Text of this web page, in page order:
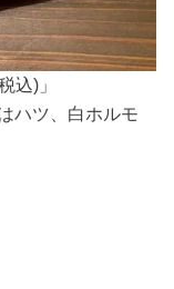
込)」
ハツ、白ホルモ